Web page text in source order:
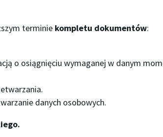
terminie kompletu dokumentów:
o osiągnięciu wymaganej w danym
danych osobowych.